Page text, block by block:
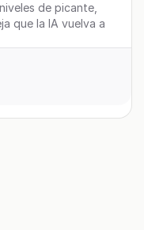
de picante,
que la IA vuelva a